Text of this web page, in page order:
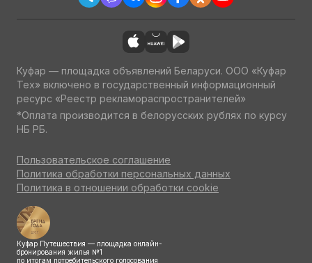
Куфар — площадка объявлений Беларуси. ООО «Куфар
Тех» включено в государственный информационный
ресурс «Реестр рекламораспространителей»
*Оплата производится в белорусских рублях по курсу
НБ РБ.
Пользовательское соглашение
Политика обработки персональных данных
Политика в отношении обработки cookie
Куфар Путешествия — площадка онлайн-
бронирования жилья №1
по итогам потребительского голосования